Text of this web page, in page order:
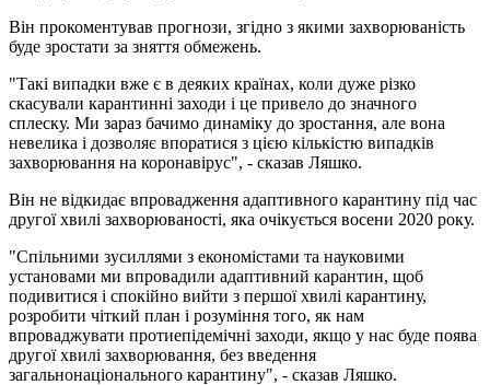
Він прокоментував прогнози, згідно з якими захворюваність
буде зростати за зняття обмежень.
"Такі випадки вже є в деяких країнах, коли дуже різко
скасували карантинні заходи і це привело до значного
сплеску. Ми зараз бачимо динаміку до зростання, але вона
невелика і дозволяє впоратися з цією кількістю випадків
захворювання на коронавірус", - сказав Ляшко.
Він не відкидає впровадження адаптивного карантину під час
другої хвилі захворюваності, яка очікується восени 2020 року.
"Спільними зусиллями з економістами та науковими
установами ми впровадили адаптивний карантин, щоб
подивитися і спокійно вийти з першої хвилі карантину,
розробити чіткий план і розуміння того, як нам
впроваджувати протиепідемічні заходи, якщо у нас буде поява
другої хвилі захворювання, без введення
загальнонаціонального карантину", - сказав Ляшко.